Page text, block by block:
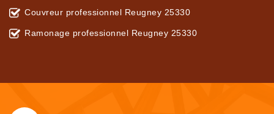
Couvreur professionnel Reugney 25330
Ramonage professionnel Reugney 25330